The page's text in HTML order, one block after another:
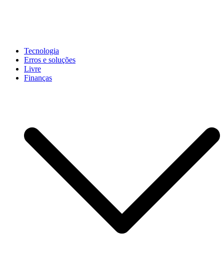
John-Henrique
Distribuindo conteúdo útil
Tecnologia
Erros e soluções
Livre
Finanças